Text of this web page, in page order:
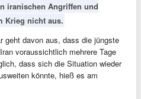
iranischen Angriffen und
Krieg nicht aus.
geht davon aus, dass die jüngste
voraussichtlich mehrere Tage
dass sich die Situation wieder
könnte, hieß es am